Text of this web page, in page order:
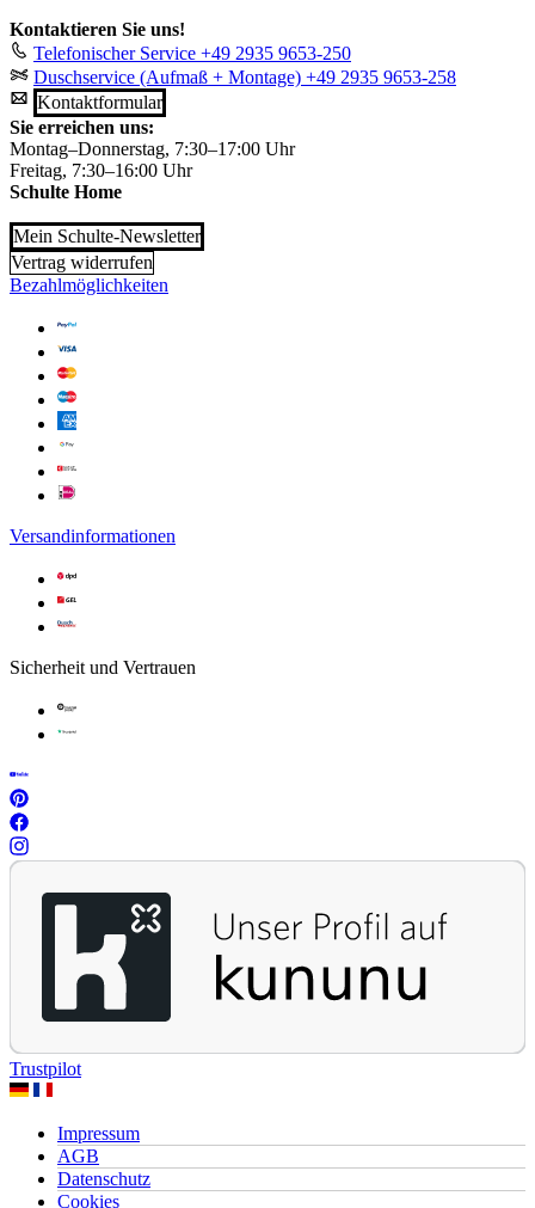
Kontaktieren Sie uns!
Telefonischer Service +49 2935 9653-250
Duschservice (Aufmaß + Montage) +49 2935 9653-258
Kontaktformular
Sie erreichen uns:
Montag–Donnerstag, 7:30–17:00 Uhr
Freitag, 7:30–16:00 Uhr
Schulte Home
Mein Schulte-Newsletter
Vertrag widerrufen
Bezahlmöglichkeiten
Versandinformationen
Sicherheit und Vertrauen
Trustpilot
Impressum
AGB
Datenschutz
Cookies